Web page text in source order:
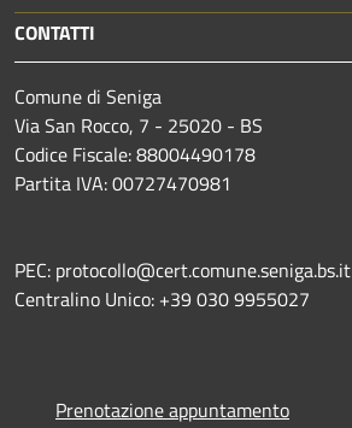
CONTATTI
Comune di Seniga
Via San Rocco, 7 - 25020 - BS
Codice Fiscale: 88004490178
Partita IVA: 00727470981
PEC: protocollo@cert.comune.seniga.bs.it
Centralino Unico: +39 030 9955027
Prenotazione appuntamento